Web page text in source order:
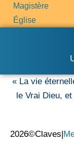
Magistère
Église
« La vie
le Vrai Dieu,
2026©Claves